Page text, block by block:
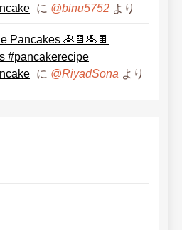
に @binu5752 より
Pancakes 🥞🍫🥞🍫
#pancakerecipe
に @RiyadSona より